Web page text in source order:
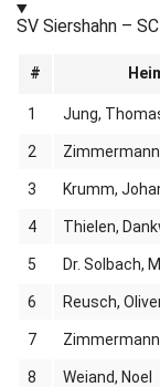
SV Siershahn –
#
1 Jung,
2
3 Krumm,
4 Thielen,
5 Dr. Solbach,
6 Reusch,
7
8 Weiand, Noel